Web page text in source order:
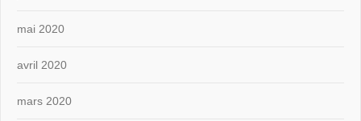
mai 2020
avril 2020
mars 2020